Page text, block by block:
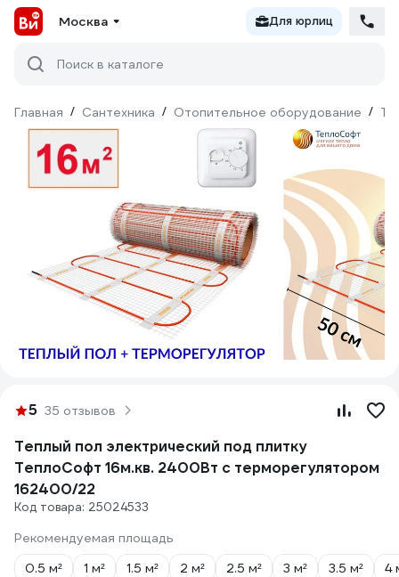
Москва Для юрлиц
Поиск в каталоге
Главная / Сантехника / Отопительное оборудование /
5 35 отзывов
Теплый пол электрический под плитку
ТеплоСофт 16м.кв. 2400Вт с терморегулятором
162400/22
Код товара: 25024533
Рекомендуемая площадь
0.5 м²
1 м² 1.5 м² 2 м² 2.5 м² 3 м² 3.5 м² 4